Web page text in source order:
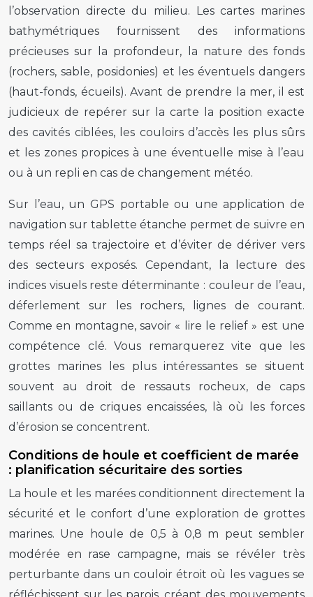
l’observation directe du milieu. Les cartes marines
bathymétriques fournissent des informations
précieuses sur la profondeur, la nature des fonds
(rochers, sable, posidonies) et les éventuels dangers
(haut-fonds, écueils). Avant de prendre la mer, il est
judicieux de repérer sur la carte la position exacte
des cavités ciblées, les couloirs d’accès les plus sûrs
et les zones propices à une éventuelle mise à l’eau
ou à un repli en cas de changement météo.
Sur l’eau, un GPS portable ou une application de
navigation sur tablette étanche permet de suivre en
temps réel sa trajectoire et d’éviter de dériver vers
des secteurs exposés. Cependant, la lecture des
indices visuels reste déterminante : couleur de l’eau,
déferlement sur les rochers, lignes de courant.
Comme en montagne, savoir « lire le relief » est une
compétence clé. Vous remarquerez vite que les
grottes marines les plus intéressantes se situent
souvent au droit de ressauts rocheux, de caps
saillants ou de criques encaissées, là où les forces
d’érosion se concentrent.
Conditions de houle et coefficient de marée
: planification sécuritaire des sorties
La houle et les marées conditionnent directement la
sécurité et le confort d’une exploration de grottes
marines. Une houle de 0,5 à 0,8 m peut sembler
modérée en rase campagne, mais se révéler très
perturbante dans un couloir étroit où les vagues se